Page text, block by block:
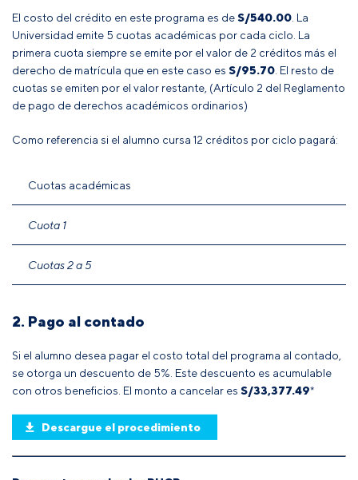
El costo del crédito en este programa es deS/540.00 . La
Universidad emite 5 cuotas académicas por cada ciclo. La
primera cuota siempre se emite por el valor de 2 créditos más el
derecho de matrícula que en este caso es S/95.70 . El resto de
cuotas se emiten por el valor restante, (Artículo 2 del Reglamento
de pago de derechos académicos ordinarios)
Como referencia si el alumno cursa 12 créditos por ciclo pagará:
Cuotas académicas
Cuota 1
Cuotas 2 a 5
2. Pago al contado
Si el alumno desea pagar el costo total del programa al contado,
se otorga un descuento de 5%. Este descuento es acumulable
con otros beneficios. El monto a cancelar es S/33,377.49*
Descargue el procedimiento